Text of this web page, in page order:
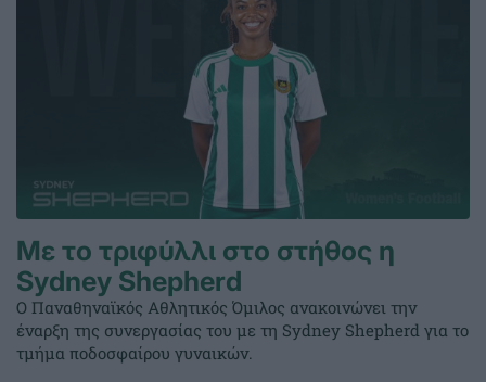
Με το τριφύλλι στο στήθος η
Sydney Shepherd
Ο Παναθηναϊκός Αθλητικός Όμιλος ανακοινώνει την
έναρξη της συνεργασίας του με τη Sydney Shepherd για το
τμήμα ποδοσφαίρου γυναικών.